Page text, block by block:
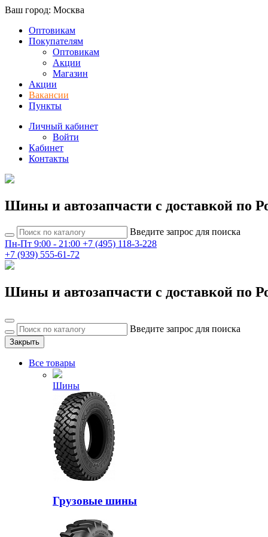
Ваш город: Москва
Оптовикам
Покупателям
Оптовикам
Акции
Магазин
Акции
Вакансии
Пункты
Личный кабинет
Войти
Кабинет
Контакты
Шины и автозапчасти с доставкой по
Введите запрос для поиска
Пн-Пт 9:00 - 21:00 +7 (495) 118-3-228
+7 (939) 555-61-72
Шины и автозапчасти с доставкой по
Введите запрос для поиска
Закрыть
Все товары
Шины
Грузовые шины